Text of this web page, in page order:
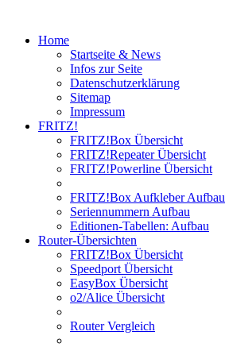
Home
Startseite & News
Infos zur Seite
Datenschutzerklärung
Sitemap
Impressum
FRITZ!
FRITZ!Box Übersicht
FRITZ!Repeater Übersicht
FRITZ!Powerline Übersicht
FRITZ!Box Aufkleber Aufbau
Seriennummern Aufbau
Editionen-Tabellen: Aufbau
Router-Übersichten
FRITZ!Box Übersicht
Speedport Übersicht
EasyBox Übersicht
o2/Alice Übersicht
Router Vergleich